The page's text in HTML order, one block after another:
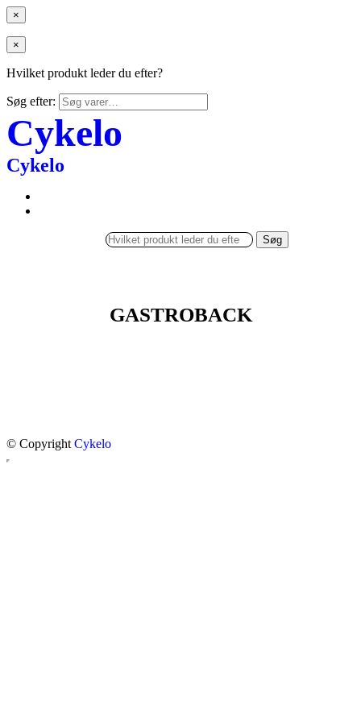
×
×
Hvilket produkt leder du efter?
Søg efter:
Cykelo
Cykelo
Søg
GASTROBACK
© Copyright Cykelo